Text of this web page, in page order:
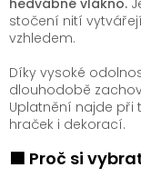
stočení nití
vzhledem.
Díky vysoké
dlouhodobě
Uplatnění najde při
hraček i dekorací.
🟩 Proč si